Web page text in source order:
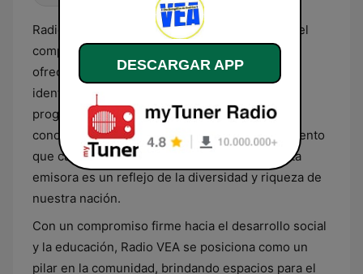
Radio VEA, el corazón radial de Guatemala, es el
compañero diario de muchos guatemaltecos,
ofreciendo una programación que refleja la
identidad y el espíritu de nuestra gente. Desde
programas educativos que fomentan el
conocimiento hasta segmentos de entretenimiento
que capturan la alegría de nuestra cultura, esta
emisora es un reflejo de la diversidad y riqueza de
nuestra nación.
Con un compromiso firme hacia el desarrollo social
y la educación, Radio VEA se posiciona como un
pilar en la comunidad, brindando espacios para el
DESCARGAR APP